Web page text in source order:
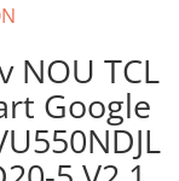
NOU TCL
Google